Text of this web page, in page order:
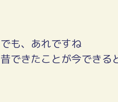
でも、あれですね
昔できたことが今できる